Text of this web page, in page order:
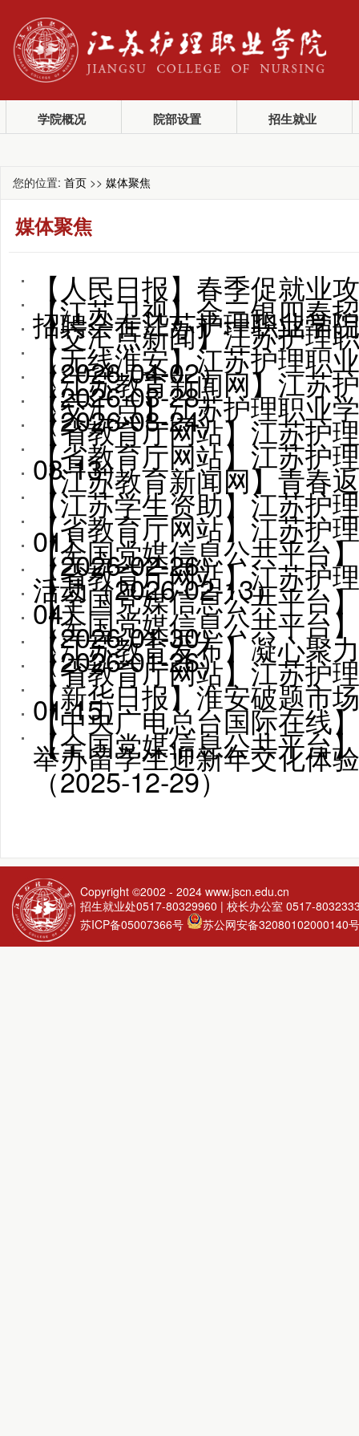
学院概况 院部设置 招生就业
您的位置: 首页 >> 媒体聚焦
媒体聚焦
【人民日报】春季促就业
招聘会在江苏护理职业学
【江苏卫视】金三银四春
【交汇点新闻】江苏护理
（2026-04-02）
【无线淮安】江苏护理职
（2026-03-28）
【江苏教育新闻网】江苏
（2026-03-24）
【交汇点】江苏护理职业
【省教育厅网站】江苏护
03-13）
【省教育厅网站】江苏护
【江苏教育新闻网】青春
【江苏学生资助】江苏护
01）
【省教育厅网站】江苏护
（2026-02-26）
【全国党媒信息公共平台
活动（2026-02-13）
【省教育厅网站】江苏护
04）
【全国党媒信息公共平台
（2026-01-30）
【全国党媒信息公共平台
（2026-01-26）
【江苏教育发布】凝心聚
【省教育厅网站】江苏护
01-15）
【新华日报】淮安破题市
【中央广电总台国际在线
举办留学生迎新年文化体
【全国党媒信息公共平台
（2025-12-29）
Copyright ©2002 - 2024 www.jscn.edu.cn
招生就业处0517-80329960 | 校长办公室 0517-
苏ICP备05007366号
苏公网安备32080102000140号